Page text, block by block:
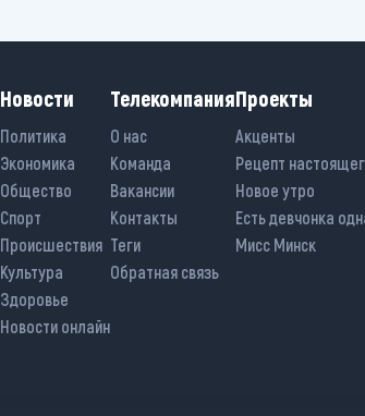
Новости
Политика
Экономика
Общество
Спорт
Происшествия
Культура
Здоровье
Новости онлайн
Телекомпания
О нас
Команда
Вакансии
Контакты
Теги
Обратная связь
Проекты
Акценты
Рецепт
Новое утро
Есть девчонка
Мисс Минск